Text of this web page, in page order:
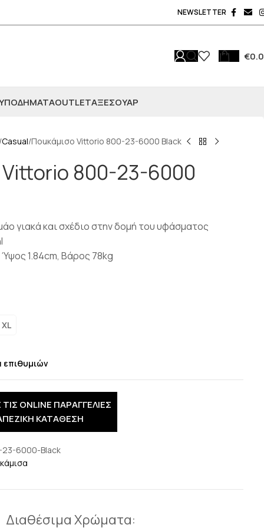
NEWSLETTER
€
OUTLETΑΞΕΣΟΥΆΡ
Casual Ποuκάμισο Vittorio 800-23-6000 Black
800-23-6000
γιακά και σχέδιο στην δομή του υφάσματος
1.84cm, Βάρος 78kg
XL
ONLINE ΠΑΡΑΓΓΕΛΙΕΣ
ΚΑΤΑΘΕΣΗ
6000-Black
Διαθέσιμα Χρώματα: